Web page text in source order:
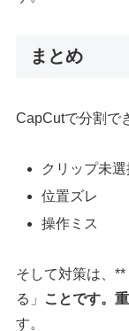
まとめ
CapCutで分割で
クリップ未選
位置ズレ
操作ミス
そして対策は、
る」
ことです。
す。